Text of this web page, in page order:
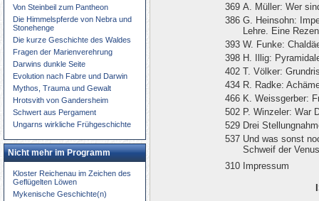
369 A. Müller: Wer
386 G. Heinsohn:
Lehre. Eine
393 W. Funke:
398 H. Illig:
402 T. Völker:
434 R. Radke:
466 K. Weissgerber:
502 P. Winzeler: War
529 Drei
537 Und was sonst
Schweif der
310 Impressum
Von Steinbeil zum Pantheon
Die Himmelspferde von Nebra und
Stonehenge
Die kurze Geschichte des Waldes
Fragen der Marienverehrung
Darwins dunkle Seite
Evolution nach Fabre und Darwin
Mythos, Trauma und Gewalt
Hrotsvith von Gandersheim
Schwert aus Pergament
Ungarns wirkliche Frühgeschichte
Nicht mehr im Programm
Kloster Reichenau im Zeichen des
Geflügelten Löwen
Mykenische Geschichte(n)